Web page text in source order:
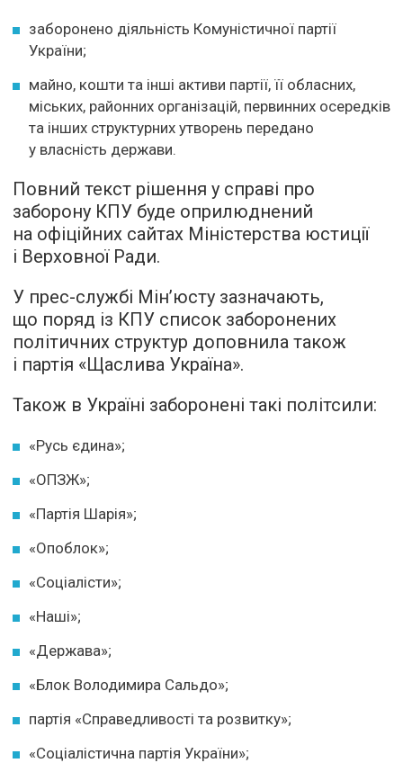
заборонено діяльність Комуністичної партії
України;
майно, кошти та інші активи партії, її обласних,
міських, районних організацій, первинних осередків
та інших структурних утворень передано
у власність держави.
Повний текст рішення у справі про
заборону КПУ буде оприлюднений
на офіційних сайтах Міністерства юстиції
і Верховної Ради.
У прес-службі Мін’юсту зазначають,
що поряд із КПУ список заборонених
політичних структур доповнила також
і партія «Щаслива Україна».
Також в Україні заборонені такі політсили:
«Русь єдина»;
«ОПЗЖ»;
«Партія Шарія»;
«Опоблок»;
«Соціалісти»;
«Наші»;
«Держава»;
«Блок Володимира Сальдо»;
партія «Справедливості та розвитку»;
«Соціалістична партія України»;